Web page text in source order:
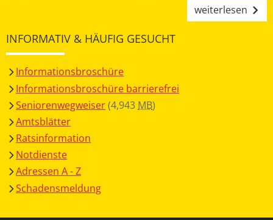
weiterlesen
INFORMATIV & HÄUFIG GESUCHT
Informationsbroschüre
Informationsbroschüre barrierefrei
Seniorenwegweiser(4,943 MB)
Amtsblätter
Ratsinformation
Notdienste
Adressen A - Z
Schadensmeldung